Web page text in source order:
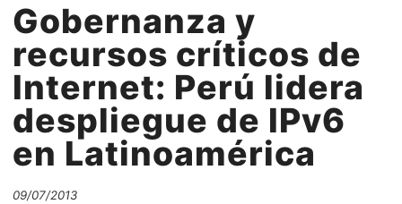
Gobernanza y
recursos críticos de
Internet: Perú lidera
despliegue de IPv6
en Latinoamérica
09/07/2013